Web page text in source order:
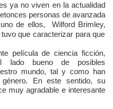
ya no viven en la actualidad
personas de avanzada
de ellos,
Wilford Brimley,
que caracterizar para que
película de ciencia ficción,
lado bueno de posibles
mundo, tal y como han
En este sentido, su
muy agradable e interesante